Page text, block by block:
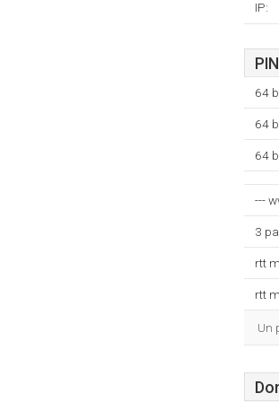
IP:
64
64
64
---
3
rtt
rtt
Un